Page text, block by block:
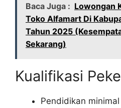
Baca Juga : Lowongan
Toko Alfamart Di
Tahun 2025
Sekarang)
Kualifikasi
Pendidikan